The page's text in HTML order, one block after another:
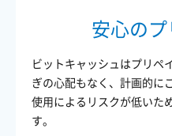
安心の
ビットキャッシュはプリペ
ぎの心配もなく、計画的に
使用によるリスクが低いた
す。